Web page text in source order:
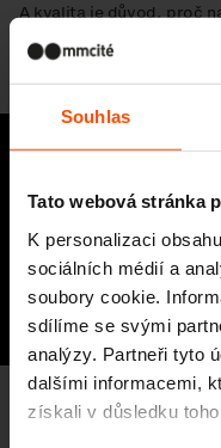
Souhlas
Tato webová stránka
K personalizaci
sociálních médií a
soubory cookie.
sdílíme se svými
analýzy. Partneři tyto
dalšími informacemi,
získali v důsledku
A kvalita je důvod, proč
Pokud Ti dává smysl
Chcete se na
Hana Votápková
HR Director
+420 605 598 099